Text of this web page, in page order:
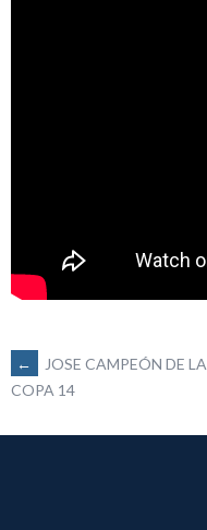
NAVEGACIÓN
DE
←
JOSE CAMPEÓN DE LA
COPA 14